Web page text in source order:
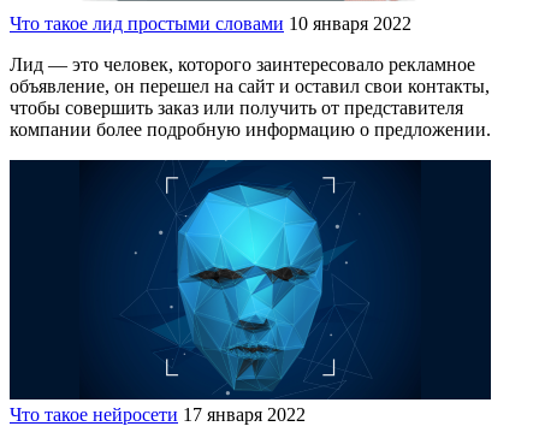
Что такое лид простыми словами 10 января 2022
Лид — это человек, которого заинтересовало рекламное
объявление, он перешел на сайт и оставил свои контакты,
чтобы совершить заказ или получить от представителя
компании более подробную информацию о предложении.
Что такое нейросети 17 января 2022